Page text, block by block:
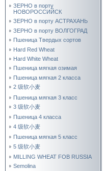
ЗЕРНО в порту
НОВОРОССИЙСК
ЗЕРНО в порту АСТРАХАНЬ
ЗЕРНО в порту ВОЛГОГРАД
Пшеница Твердых сортов
Hard Red Wheat
Hard White Wheat
Пшеница мягкая озимая
Пшеница мягкая 2 класса
2 级软小麦
Пшеница мягкая 3 класс
3 级软小麦
Пшеница 4 класса
4 级软小麦
Пшеница мягкая 5 класс
5 级软小麦
MILLING WHEAT FOB RUSSIA
Semolina